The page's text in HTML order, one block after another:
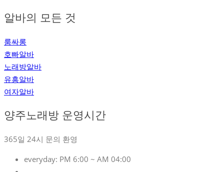
알바의 모든 것
룸싸롱
호빠알바
노래방알바
유흥알바
여자알바
양주노래방 운영시간
365일 24시 문의 환영
everyday: PM 6:00 ~ AM 04:00